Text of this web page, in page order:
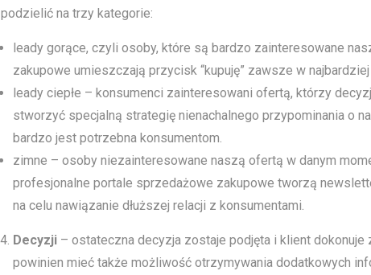
podzielić na trzy kategorie:
leady gorące, czyli osoby, które są bardzo zainteresowane
zakupowe umieszczają przycisk “kupuję” zawsze w
leady ciepłe – konsumenci zainteresowani ofertą, którzy
stworzyć specjalną strategię nienachalnego przypominania o
bardzo jest potrzebna konsumentom.
zimne – osoby niezainteresowane naszą ofertą w danym
profesjonalne portale sprzedażowe zakupowe tworzą
na celu nawiązanie dłuższej relacji z konsumentami.
Decyzji – ostateczna decyzja zostaje podjęta i klient dokonuje
powinien mieć także możliwość otrzymywania dodatkowych